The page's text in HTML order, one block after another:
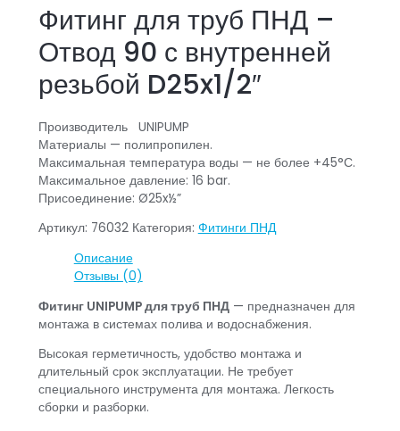
Фитинг для труб ПНД –
Отвод 90 с внутренней
резьбой D25x1/2″
Производитель UNIPUMP
Материалы — полипропилен.
Максимальная температура воды — не более +45°С.
Максимальное давление: 16 bar.
Присоединение: Ø25x½”
Артикул: 76032 Категория: Фитинги ПНД
Описание
Отзывы (0)
Фитинг UNIPUMP для труб ПНД— предназначен для
монтажа в системах полива и водоснабжения.
Высокая герметичность, удобство монтажа и
длительный срок эксплуатации. Не требует
специального инструмента для монтажа. Легкость
сборки и разборки.